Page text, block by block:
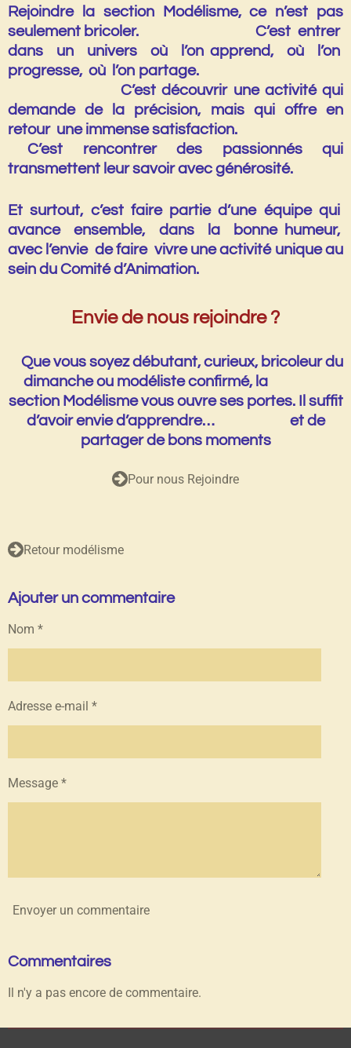
Rejoindre la section Modélisme, ce n’est pas
seulement bricoler. C’est entrer
dans un univers où l’on apprend, où l’on
progresse, où l’on partage.
C’est découvrir une activité qui
demande de la précision, mais qui offre en
retour une immense satisfaction.
C’est rencontrer des passionnés qui
transmettent leur savoir avec générosité.
Et surtout, c’est faire partie d’une équipe qui
avance ensemble, dans la bonne humeur,
avec l’envie de faire vivre une activité unique au
sein du Comité d’Animation.
Envie de nous rejoindre ?
Que vous soyez débutant, curieux, bricoleur du
dimanche ou modéliste confirmé, la
section Modélisme vous ouvre ses portes. Il suffit
d’avoir envie d’apprendre… et de
partager de bons moments
Pour nous Rejoindre
Retour modélisme
Ajouter un commentaire
Nom *
Adresse e-mail *
Message *
Envoyer un commentaire
Commentaires
Il n'y a pas encore de commentaire.